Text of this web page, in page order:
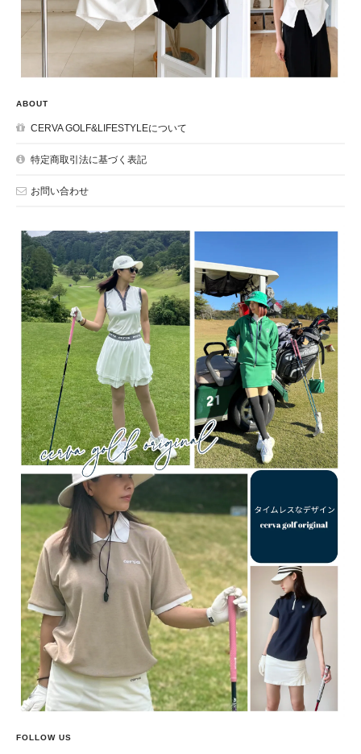
ABOUT
CERVA GOLF&LIFESTYLEについて
特定商取引法に基づく表記
お問い合わせ
FOLLOW US